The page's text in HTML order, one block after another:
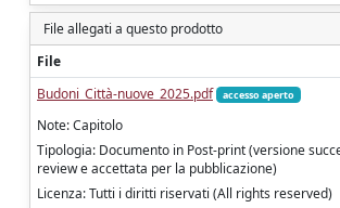
File allegati a questo prodotto
File
Budoni_Città-nuove_2025.pdf
accesso aperto
Note: Capitolo
Tipologia: Documento in Post-print (versione
review e accettata per la pubblicazione)
Licenza: Tutti i diritti riservati (All rights reserved)